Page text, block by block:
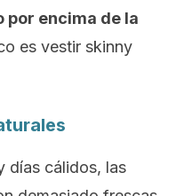
por encima de la
es vestir skinny
días cálidos, las